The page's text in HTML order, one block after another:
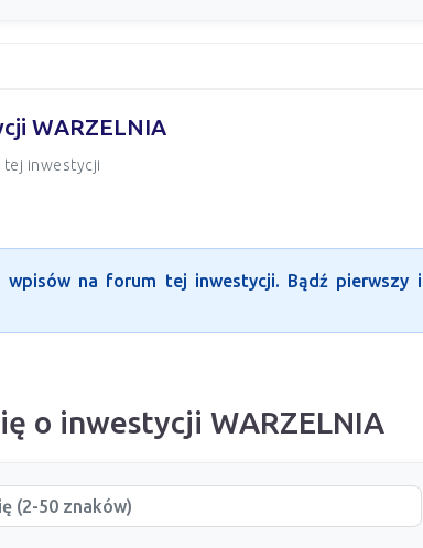
WARZELNIA
inwestycji
wpisów na forum tej inwestycji. Bądź pierwszy i
o inwestycji WARZELNIA